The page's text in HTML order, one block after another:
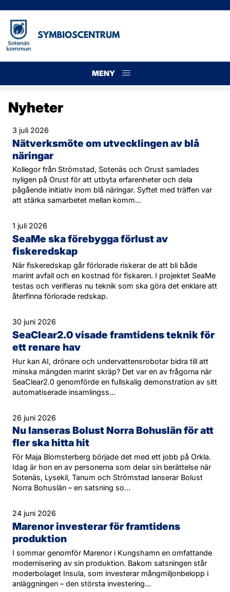
MENY
Nyheter
3 juli 2026
Nätverksmöte om utvecklingen av blå
näringar
Kollegor från Strömstad, Sotenäs och Orust samlades
nyligen på Orust för att utbyta erfarenheter och dela
pågående initiativ inom blå näringar. Syftet med träffen var
att stärka samarbetet mellan komm...
1 juli 2026
SeaMe ska förebygga förlust av
fiskeredskap
När fiskeredskap går förlorade riskerar de att bli både
marint avfall och en kostnad för fiskaren. I projektet SeaMe
testas och verifieras nu teknik som ska göra det enklare att
återfinna förlorade redskap.
30 juni 2026
SeaClear2.0 visade framtidens teknik för
ett renare hav
Hur kan AI, drönare och undervattensrobotar bidra till att
minska mängden marint skräp? Det var en av frågorna när
SeaClear2.0 genomförde en fullskalig demonstration av sitt
automatiserade insamlingss...
26 juni 2026
Nu lanseras Bolust Norra Bohuslän för att
fler ska hitta hit
För Maja Blomsterberg började det med ett jobb på Orkla.
Idag är hon en av personerna som delar sin berättelse när
Sotenäs, Lysekil, Tanum och Strömstad lanserar Bolust
Norra Bohuslän – en satsning so...
24 juni 2026
Marenor investerar för framtidens
produktion
I sommar genomför Marenor i Kungshamn en omfattande
modernisering av sin produktion. Bakom satsningen står
moderbolaget Insula, som investerar mångmiljonbelopp i
anläggningen – den största investering...